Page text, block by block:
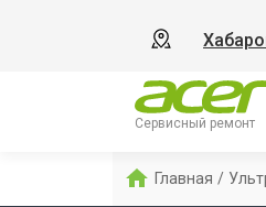
Сервисный ремонт
Главная /